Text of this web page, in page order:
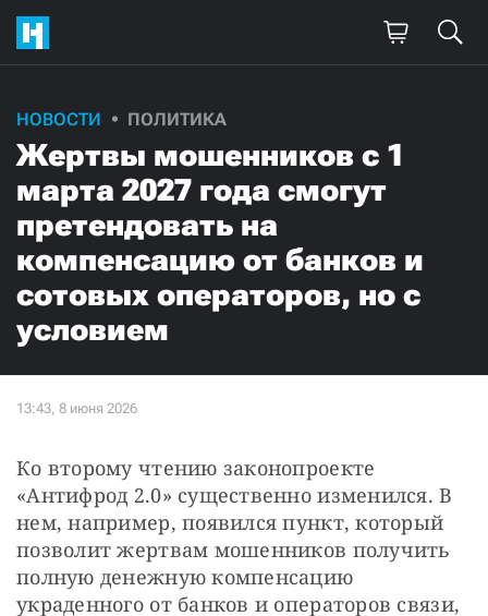
НОВОСТИ ПОЛИТИКА
Жертвы мошенников с 1
марта 2027 года смогут
претендовать на
компенсацию от банков и
сотовых операторов, но с
условием
Ко второму чтению законопроекте
«Антифрод 2.0» существенно изменился. В
нем, например, появился пункт, который
позволит жертвам мошенников получить
полную денежную компенсацию